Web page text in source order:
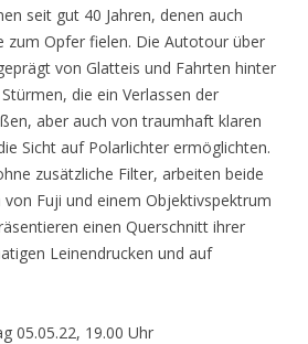
seit gut 40 Jahren, denen auch
zum Opfer fielen. Die Autotour über
von Glatteis und Fahrten hinter
die ein Verlassen der
aber auch von traumhaft klaren
Sicht auf Polarlichter ermöglichten.
zusätzliche Filter, arbeiten beide
von Fuji und einem Objektivspektrum
einen Querschnitt ihrer
Leinendrucken und auf
05.05.22, 19.00 Uhr